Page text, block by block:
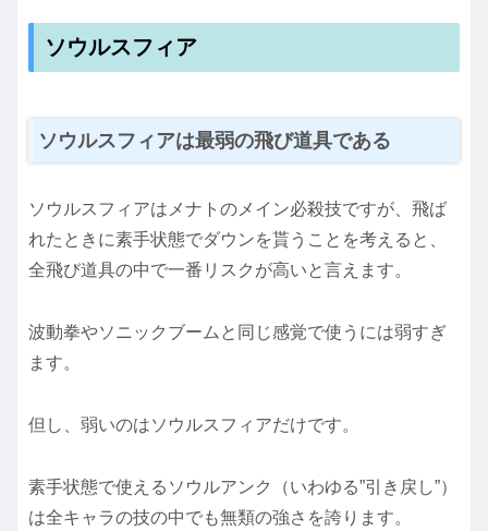
ソウルスフィア
ソウルスフィアは最弱の飛び道具である
ソウルスフィアはメナトのメイン必殺技ですが、飛ば
れたときに素手状態でダウンを貰うことを考えると、
全飛び道具の中で一番リスクが高いと言えます。
波動拳やソニックブームと同じ感覚で使うには弱すぎ
ます。
但し、弱いのはソウルスフィアだけです。
素手状態で使えるソウルアンク（いわゆる”引き戻し”）
は全キャラの技の中でも無類の強さを誇ります。